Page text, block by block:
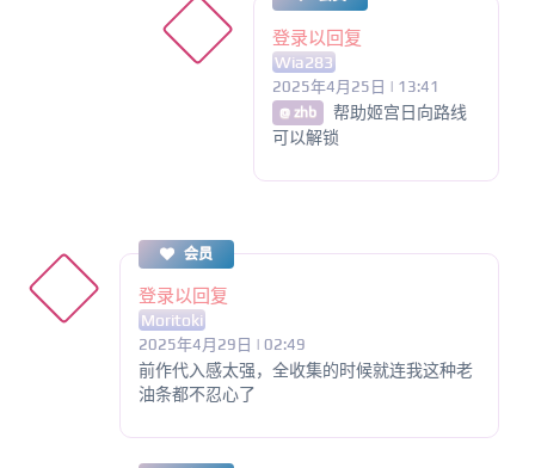
登录以回复
Wia283
2025年4月25日 | 13:41
@ zhb
帮助姬宫日向路线
可以解锁
会员
登录以回复
Moritoki
2025年4月29日 | 02:49
前作代入感太强，全收集的时候就连我这种老
油条都不忍心了